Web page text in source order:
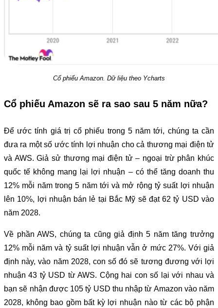
Cổ phiếu Amazon. Dữ liệu theo Ycharts
Cổ phiếu Amazon sẽ ra sao sau 5 năm nữa?
Để ước tính giá trị cổ phiếu trong 5 năm tới, chúng ta cần
đưa ra một số ước tính lợi nhuận cho cả thương mại điện tử
và AWS. Giả sử thương mại điện tử – ngoại trừ phân khúc
quốc tế không mang lại lợi nhuận – có thể tăng doanh thu
12% mỗi năm trong 5 năm tới và mở rộng tỷ suất lợi nhuận
lên 10%, lợi nhuận bán lẻ tại Bắc Mỹ sẽ đạt 62 tỷ USD vào
năm 2028.
Về phần AWS, chúng ta cũng giả định 5 năm tăng trưởng
12% mỗi năm và tỷ suất lợi nhuận vẫn ở mức 27%. Với giả
định này, vào năm 2028, con số đó sẽ tương đương với lợi
nhuận 43 tỷ USD từ AWS. Cộng hai con số lại với nhau và
bạn sẽ nhận được 105 tỷ USD thu nhập từ Amazon vào năm
2028, không bao gồm bất kỳ lợi nhuận nào từ các bộ phận